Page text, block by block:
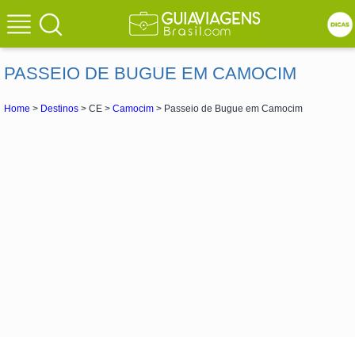
PASSEIO DE BUGUE EM CAMOCIM
Home > Destinos > CE > Camocim > Passeio de Bugue em Camocim